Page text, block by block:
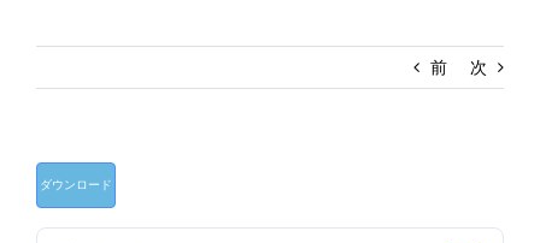
前 次
ダウンロード